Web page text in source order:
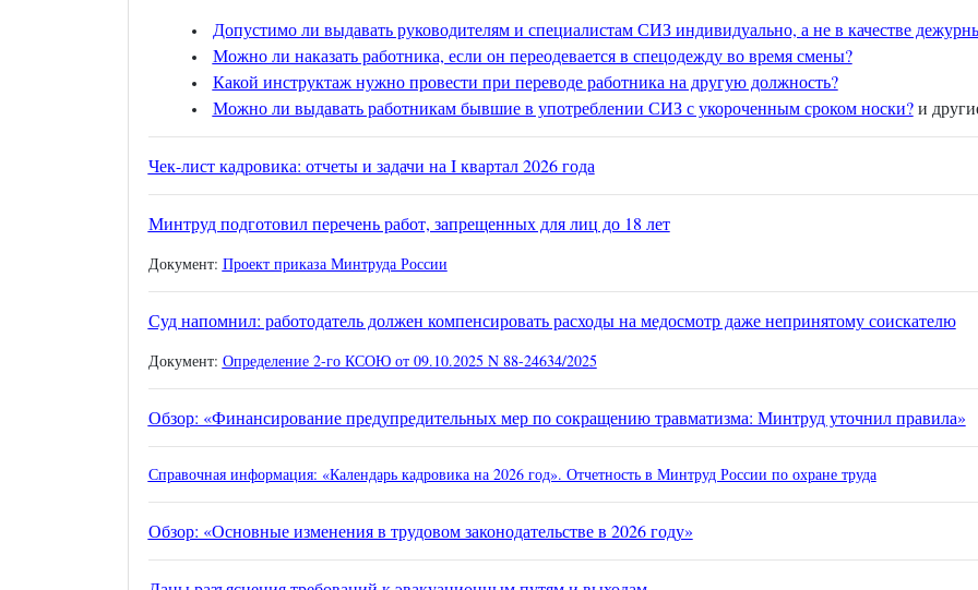
Допустимо ли выдавать руководителям и специалистам СИЗ индивидуально, а не в качестве
Можно ли наказать работника, если он переодевается в спецодежду во время смены?
Какой инструктаж нужно провести при переводе работника на другую должность?
Можно ли выдавать работникам бывшие в употреблении СИЗ с укороченным сроком носки?и
Чек-лист кадровика: отчеты и задачи на I квартал 2026 года
Минтруд подготовил перечень работ, запрещенных для лиц до 18 лет
Документ: Проект приказа Минтруда России
Суд напомнил: работодатель должен компенсировать расходы на медосмотр даже непринятому соискателю
Документ: Определение 2-го КСОЮ от 09.10.2025 N 88-24634/2025
Обзор: «Финансирование предупредительных мер по сокращению травматизма: Минтруд уточнил правила»
Справочная информация: «Календарь кадровика на 2026 год». Отчетность в Минтруд России по охране труда
Обзор: «Основные изменения в трудовом законодательстве в 2026 году»